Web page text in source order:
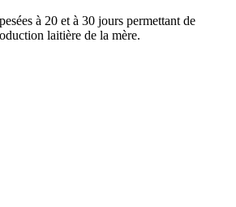
à 20 et à 30 jours permettant de
laitière de la mère.